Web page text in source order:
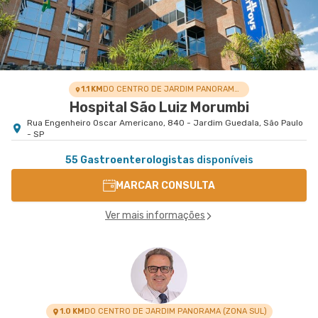
Andar - Tatuape, Sao Paulo - SP
1.1 KM DO CENTRO DE JARDIM PANORAMA (ZONA SUL)
Hospital São Luiz Morumbi
Rua Engenheiro Oscar Americano, 840 - Jardim Guedala, São Paulo
- SP
55 Gastroenterologistas disponíveis
MARCAR CONSULTA
Ver mais informações
1.0 KMDO CENTRO DE JARDIM PANORAMA (ZONA SUL)